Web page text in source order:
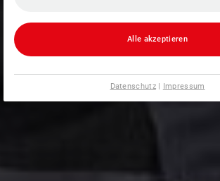
Alle akzeptieren
Datenschutz| Impressum